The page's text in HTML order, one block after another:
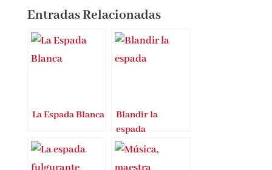
https://amzn.to/3Xmayg6
Entradas Relacionadas
Blandir la
espada